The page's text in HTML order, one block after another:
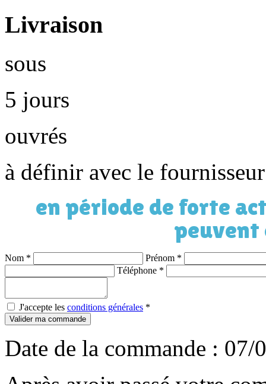
Livraison
sous
5 jours
ouvrés
à définir avec le
en période de forte
peuvent
Nom * Prénom *
Téléphone *
J'accepte les conditions générales *
Valider ma commande
Date de la commande : 07/